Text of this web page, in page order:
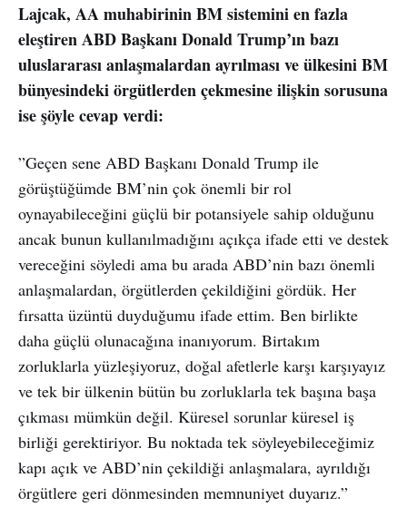
Lajcak, AA muhabirinin BM sistemini en fazla
eleştiren ABD Başkanı Donald Trump’ın bazı
uluslararası anlaşmalardan ayrılması ve ülkesini BM
bünyesindeki örgütlerden çekmesine ilişkin sorusuna
ise şöyle cevap verdi:
”Geçen sene ABD Başkanı Donald Trump ile
görüştüğümde BM’nin çok önemli bir rol
oynayabileceğini güçlü bir potansiyele sahip olduğunu
ancak bunun kullanılmadığını açıkça ifade etti ve destek
vereceğini söyledi ama bu arada ABD’nin bazı önemli
anlaşmalardan, örgütlerden çekildiğini gördük. Her
fırsatta üzüntü duyduğumu ifade ettim. Ben birlikte
daha güçlü olunacağına inanıyorum. Birtakım
zorluklarla yüzleşiyoruz, doğal afetlerle karşı karşıyayız
ve tek bir ülkenin bütün bu zorluklarla tek başına başa
çıkması mümkün değil. Küresel sorunlar küresel iş
birliği gerektiriyor. Bu noktada tek söyleyebileceğimiz
kapı açık ve ABD’nin çekildiği anlaşmalara, ayrıldığı
örgütlere geri dönmesinden memnuniyet duyarız.”